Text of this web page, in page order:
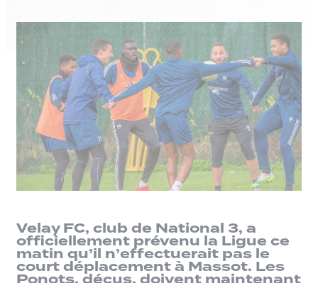
Velay FC, club de National 3, a
officiellement prévenu la Ligue ce
matin qu’il n’effectuerait pas le
court déplacement à Massot. Les